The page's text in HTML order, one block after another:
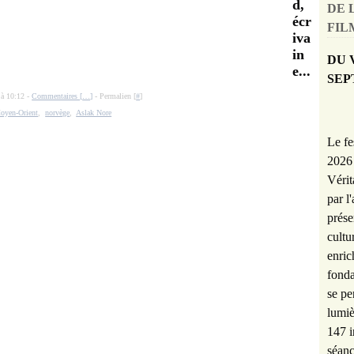
d,
écr
iva
in
e...
à 10:12 -Commentaires [ …] - Permalien [#]
Orient ,norvège Aslak Nore
DE
DU
Le
par
se
147